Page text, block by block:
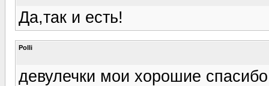
Да,так и есть!
Polli
девулечки мои хорошие